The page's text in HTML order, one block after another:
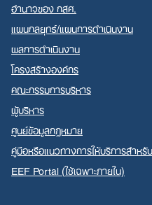
อำนาจของ กสศ.
แผนกลยุทธ์/แผนการดำเนินงาน
ผลการดำเนินงาน
โครงสร้างองค์กร
คณะกรรมการบริหาร
ผู้บริหาร
ศูนย์ข้อมูลกฎหมาย
คู่มือหรือแนวทางการให้บริการสำ
EEF Portal (ใช้เฉพาะภายใน)